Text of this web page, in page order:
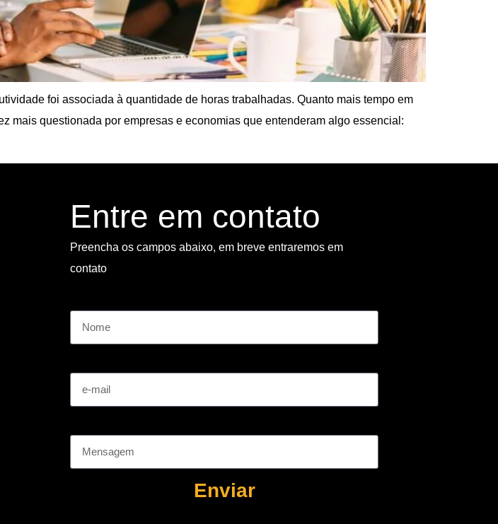
foi associada à quantidade de horas trabalhadas. Quanto mais tempo em
mais questionada por empresas e economias que entenderam algo essencial:
Entre em contato
Preencha os campos abaixo, em breve entraremos em
contato
Enviar